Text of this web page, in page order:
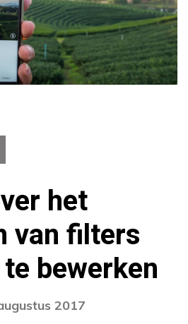
het
van filters
bewerken
2017